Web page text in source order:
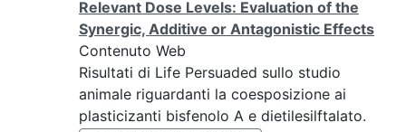
Relevant Dose Levels: Evaluation of the
Synergic, Additive or Antagonistic Effects
Contenuto Web
Risultati di Life Persuaded sullo studio
animale riguardanti la coesposizione ai
plasticizanti bisfenolo A e dietilesilftalato.